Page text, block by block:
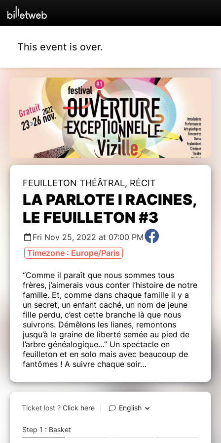
This event is over.
FEUILLETON THÉÂTRAL, RÉCIT
LA PARLOTE I RACINES,
LE FEUILLETON #3
Fri Nov 25, 2022 at 07:00 PM
Timezone : Europe/Paris
“Comme il paraît que nous sommes tous
frères, j’aimerais vous conter l’histoire de notre
famille. Et, comme dans chaque famille il y a
un secret, un enfant caché, un nom de jeune
fille perdu, c’est cette branche là que nous
suivrons. Démêlons les lianes, remontons
jusqu’à la graine de liberté semée au pied de
l’arbre généalogique…” Un spectacle en
feuilleton et en solo mais avec beaucoup de
fantômes ! A suivre chaque soir…